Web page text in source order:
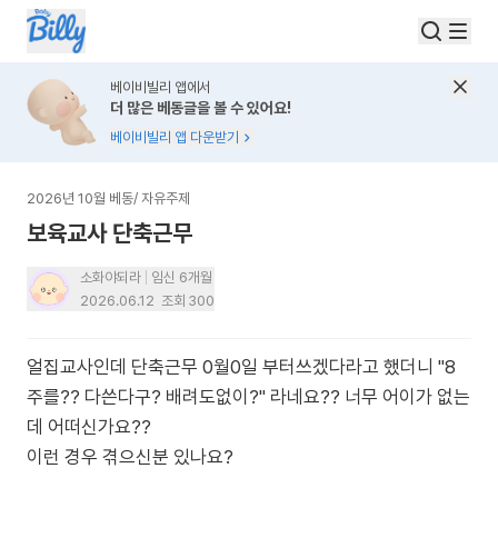
베이비빌리 앱에서
더 많은 베동글을 볼 수 있어요!
베이비빌리 앱 다운받기
2026년 10월 베동/ 자유주제
보육교사 단축근무
소화야되라
임신 6개월
2026.06.12 조회 300
얼집교사인데 단축근무 0월0일 부터쓰겠다라고 했더니 "8
주를?? 다쓴다구? 배려도없이?" 라네요?? 너무 어이가 없는
데 어떠신가요??
이런 경우 겪으신분 있나요?